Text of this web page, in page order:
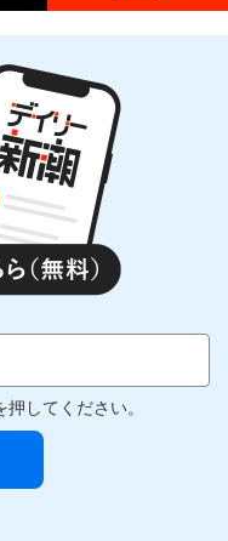
してください。